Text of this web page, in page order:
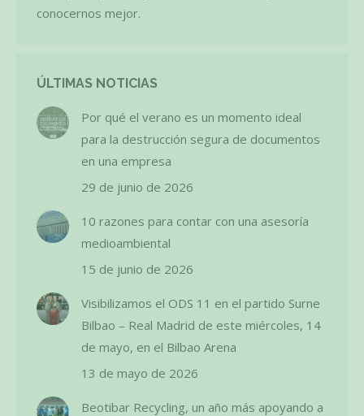
conocernos mejor.
ÚLTIMAS NOTICIAS
Por qué el verano es un momento ideal
para la destrucción segura de documentos
en una empresa
29 de junio de 2026
10 razones para contar con una asesoría
medioambiental
15 de junio de 2026
Visibilizamos el ODS 11 en el partido Surne
Bilbao – Real Madrid de este miércoles, 14
de mayo, en el Bilbao Arena
13 de mayo de 2026
Beotibar Recycling, un año más apoyando a